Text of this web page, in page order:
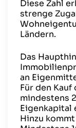
Diese Zahl
strenge
Ländern.
Das
an
Für den
mindestens
Eigenkapital
Hinzu